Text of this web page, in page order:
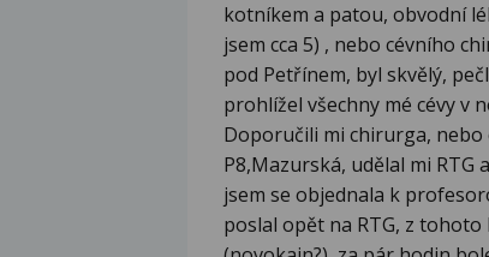
kotníkem a patou, obvodní
jsem cca 5) , nebo cévního
pod Petřínem, byl skvělý,
prohlížel všechny mé cévy v
Doporučili mi chirurga,
P8,Mazurská, udělal mi
jsem se objednala k
poslal opět na RTG, z